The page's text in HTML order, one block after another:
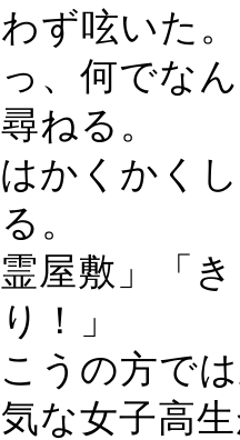
ず呟いた
っ 、何でな
ねる。
かくかく
。
霊屋敷」「
！」
うの方で
な女子高